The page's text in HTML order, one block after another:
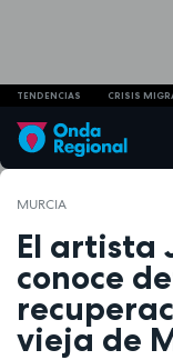
TENDENCIAS CRISIS
MURCIA
El artista
conoce
vieja de